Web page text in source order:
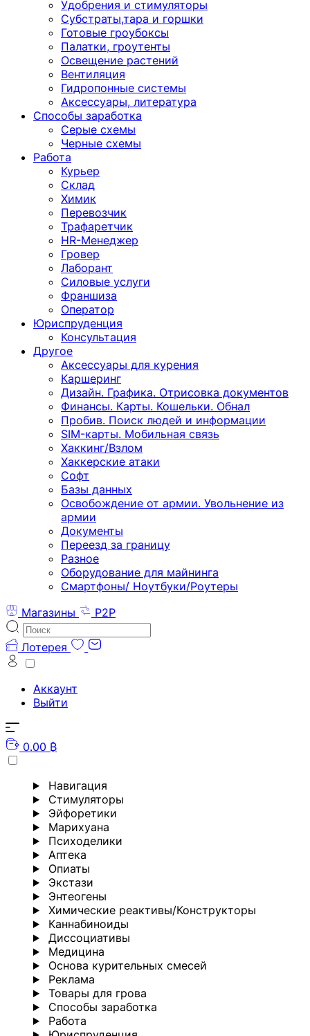
Удобрения и стимуляторы
Субстраты,тара и горшки
Готовые гроубоксы
Палатки, гроутенты
Освещение растений
Вентиляция
Гидропонные системы
Аксессуары, литература
Способы заработка
Серые схемы
Черные схемы
Работа
Курьер
Склад
Химик
Перевозчик
Трафаретчик
HR-Менеджер
Гровер
Лаборант
Силовые услуги
Франшиза
Оператор
Юриспруденция
Консультация
Другoе
Аксессуары для курения
Каршеринг
Дизайн. Графика. Отрисовка документов
Финансы. Карты. Кошельки. Обнал
Пробив. Поиск людей и информации
SIM-карты. Мобильная связь
Хаккинг/Взлом
Хаккерские атаки
Софт
Базы данных
Освобождение от армии. Увольнение из
армии
Документы
Переезд за границу
Разное
Оборудование для майнинга
Смартфоны/ Ноутбуки/Роутеры
Магазины
P2P
Лотерея
Аккаунт
Выйти
0.00 ₿
Навигация
Стимуляторы
Эйфоретики
Марихуана
Психоделики
Аптека
Опиаты
Экстази
Энтеогены
Химические реактивы/Конструкторы
Каннабиноиды
Диссоциативы
Медицина
Основа курительных смесей
Реклама
Товары для грова
Способы заработка
Работа